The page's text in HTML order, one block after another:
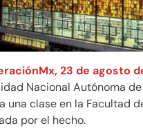
23 de agosto
Nacional Autónoma
una clase en la Facultad
por el hecho.